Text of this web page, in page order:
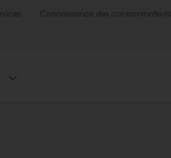
Connaissance des consommateurs